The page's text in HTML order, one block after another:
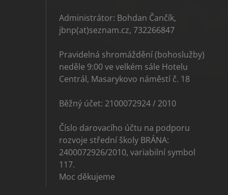
Administrátor: Bohdan Čančík,
jbnp(at)seznam.cz, 732266847
Pravidelná shromáždění (bohoslužby)
neděle 9:00 ve velkém sále Hotelu
Centrál, Masarykovo náměstí č. 18
Běžný účet: 2100072924 / 2010
Číslo darovacího účtu na podporu
rozvoje střední školy BRÁNA:
2400072926/2010, variabilní symbol
117.
Moc děkujeme